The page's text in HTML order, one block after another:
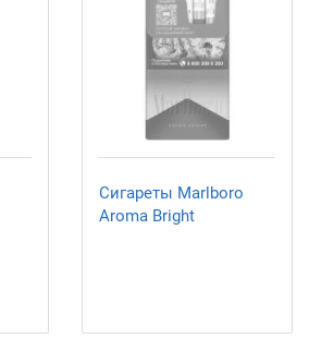
Сигареты Marlboro
Aroma Bright